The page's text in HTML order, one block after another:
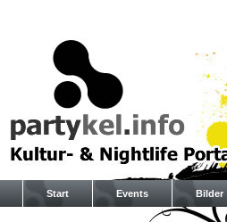
Start Events Bilder